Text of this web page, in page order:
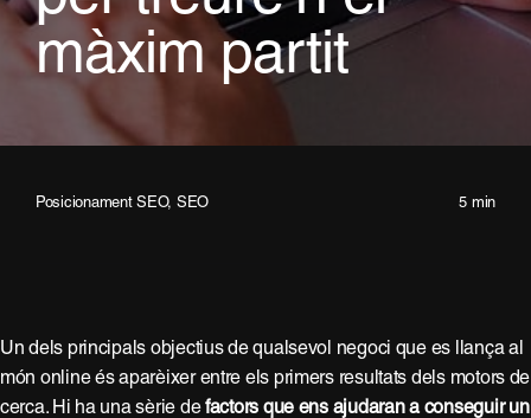
màxim partit
Posicionament SEO, SEO 5 min
Un dels principals objectius de qualsevol negoci que es llança al
món online és aparèixer entre els primers resultats dels motors de
cerca. Hi ha una sèrie de factors que ens ajudaran a conseguir un